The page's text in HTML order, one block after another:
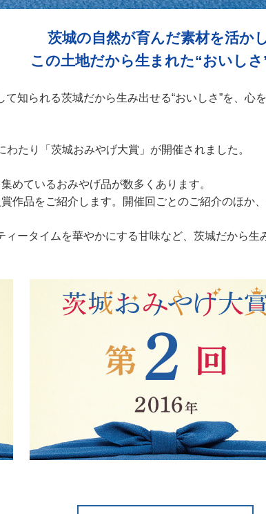
茨城の自然が育んだ素材を活かし
この土地だから生まれた“おいしさ
知られる茨城だから生み出せる“おいしさ”を、心
たり「茨城おみやげ大賞」が開催されました。
めているおみやげ品が数多くあります。
作品をご紹介します。開催回ごとのご紹介のほか
ータイムを華やかにする甘味など、茨城だから